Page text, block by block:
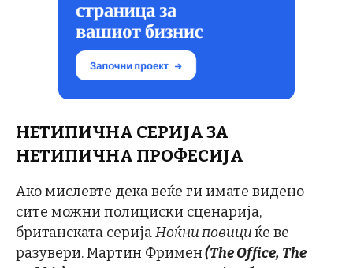
НЕТИПИЧНА СЕРИЈА ЗА
НЕТИПИЧНА ПРОФЕСИЈА
Ако мислевте дека веќе ги имате видено
сите можни полициски сценарија,
британската серијаНоќни повициќе ве
разувери. Мартин Фримен(The Office, The